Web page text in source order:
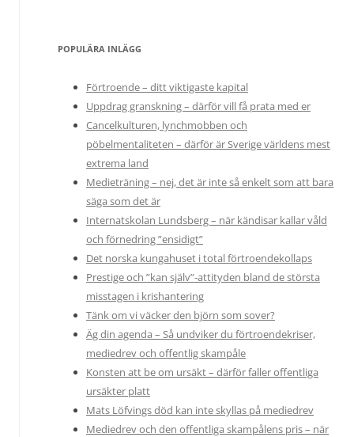
POPULÄRA INLÄGG
Förtroende – ditt viktigaste kapital
Uppdrag granskning – därför vill få prata med er
Cancelkulturen, lynchmobben och
pöbelmentaliteten – därför är Sverige världens mest
extrema land
Medieträning – nej, det är inte så enkelt som att bara
säga som det är
Internatskolan Lundsberg – när kändisar kallar våld
och förnedring ”ensidigt”
Det norska kungahuset i total förtroendekollaps
Prestige och ”kan själv”-attityden bland de största
misstagen i krishantering
Tänk om vi väcker den björn som sover?
Äg din agenda – Så undviker du förtroendekriser,
mediedrev och offentlig skampåle
Konsten att be om ursäkt – därför faller offentliga
ursäkter platt
Mats Löfvings död kan inte skyllas på mediedrev
Mediedrev och den offentliga skampålens pris – när